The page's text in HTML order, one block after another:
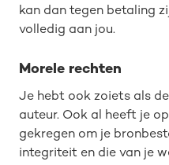
kan dan tegen betaling
volledig aan jou.
Morele rechten
Je hebt ook zoiets als
auteur. Ook al heeft je
gekregen om je
integriteit en die van je